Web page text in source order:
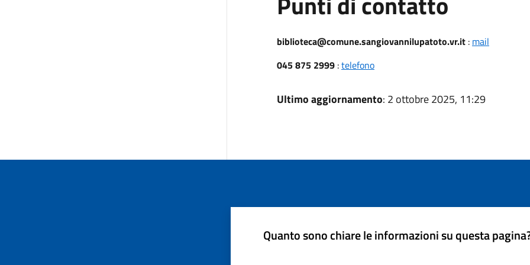
biblioteca@comune.sangiovannilupatoto.vr.it: mail
045 875 2999:telefono
Ultimo aggiornamento: 2 ottobre 2025, 11:29
Quanto sono chiare le informazioni su questa